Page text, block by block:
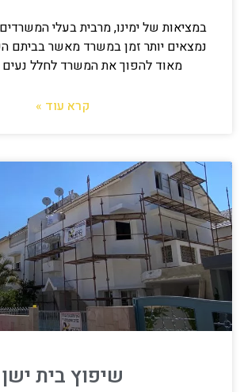
במציאות של ימינו, מרבית בעלי
נמצאים יותר זמן במשרד מאשר בביתם
מאוד להפוך את המשרד לחלל נעים
קרא עוד »
שיפוץ בית ישן